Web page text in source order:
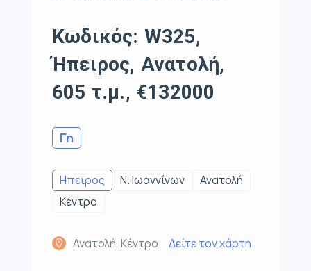
Κωδικός: W325,
Ήπειρος, Ανατολή,
605 τ.μ., €132000
Γη
Ηπειρος Ν. Ιωαννίνων
Ανατολή
Κέντρο
Ανατολή, Κέντρο Δείτε τον χάρτη